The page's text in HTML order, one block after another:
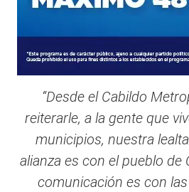
“Desde el Cabildo
reiterarle, a la gente que
municipios, nuestra
alianza es con el pueblo de
comunicación es con